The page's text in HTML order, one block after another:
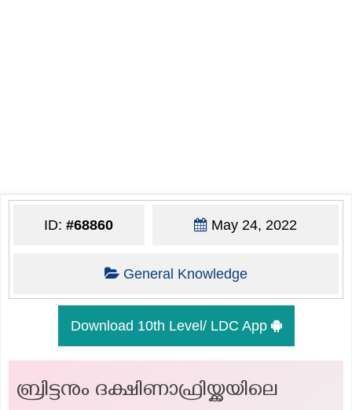
ID:#68860 May 24, 2022
General Knowledge
Download 10th Level/ LDC App
ബ്രിട്ടനും ദക്ഷിണാഫ്രിയ്ക്കയിലെ